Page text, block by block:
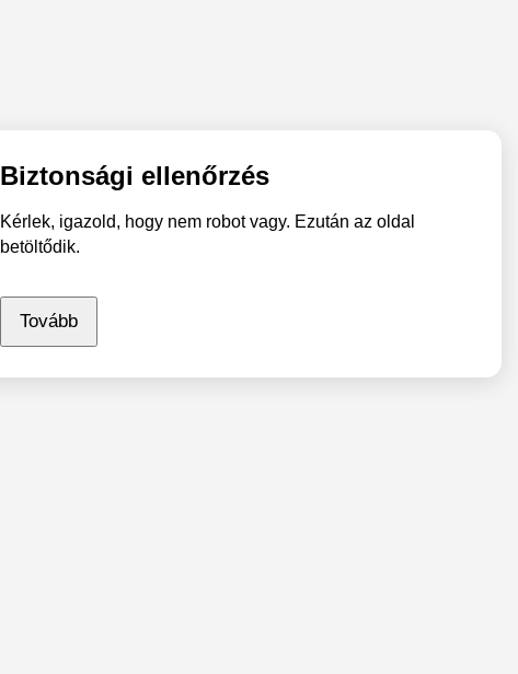
Biztonsági ellenőrzés
Kérlek, igazold, hogy nem robot vagy. Ezután az oldal
betöltődik.
Tovább